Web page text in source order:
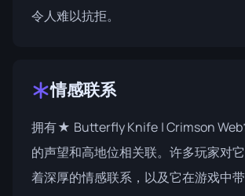
令人难以抗拒。
情感联系
拥有★ Butterfly Knife | Crimson Web
的声望和高地位相关联。许多玩家对
着深厚的情感联系，以及它在游戏中带